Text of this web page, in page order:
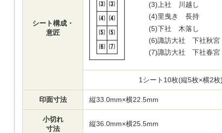
シート構成・
意匠
(3) 上社 川越し
(4)里曳き 長持
(5)下社 木落し
(6)諏訪大社 下社秋宮
(7)諏訪大社 下社春宮
1シート10枚(縦5枚×横2
印面寸法 縦33.0mm×横22.5mm
小切れ
寸法
縦36.0mm×横25.5mm